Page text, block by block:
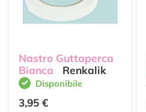
Nastro Guttaperca
Bianca
Renkalik
Disponibile
3,95 €